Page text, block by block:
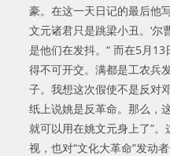
豪。在这一天日记的最后他
文元诸君只是跳梁小丑。‘
是他们在发抖。“ 而在5月
得不可开交。满都是工农兵
子。我想这次假使不是反对
纸上说姚是反革命。那么，
就可以用在姚文元身上了”
视，也对“文化大革命”发动